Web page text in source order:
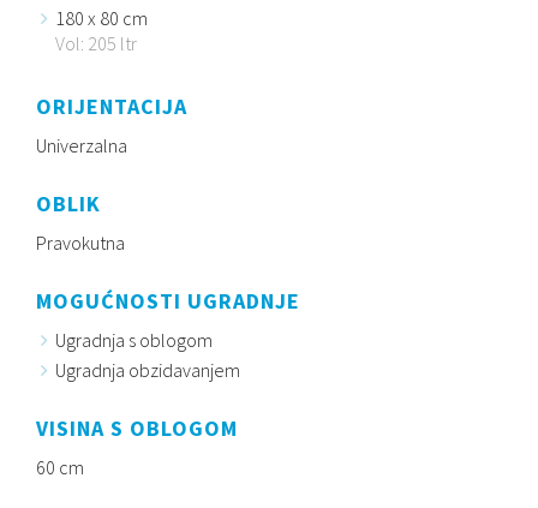
180 x 80 cm
Vol: 205 ltr
ORIJENTACIJA
Univerzalna
OBLIK
Pravokutna
MOGUĆNOSTI UGRADNJE
Ugradnja s oblogom
Ugradnja obzidavanjem
VISINA S OBLOGOM
60 cm